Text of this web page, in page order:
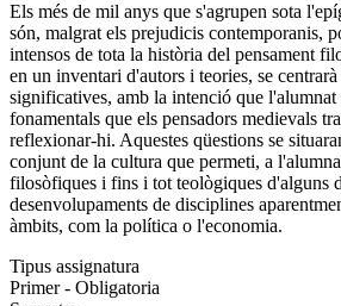
Els més de mil anys que s'agrupen sota
són, malgrat els prejudicis contemporanis,
intensos de tota la història del pensament
en un inventari d'autors i teories, se
significatives, amb la intenció que l'alumnat
fonamentals que els pensadors medievals
reflexionar-hi. Aquestes qüestions se
conjunt de la cultura que permeti, a
filosòfiques i fins i tot teològiques d'alguns
desenvolupaments de disciplines
àmbits, com la política o l'economia.
Tipus assignatura
Primer - Obligatoria